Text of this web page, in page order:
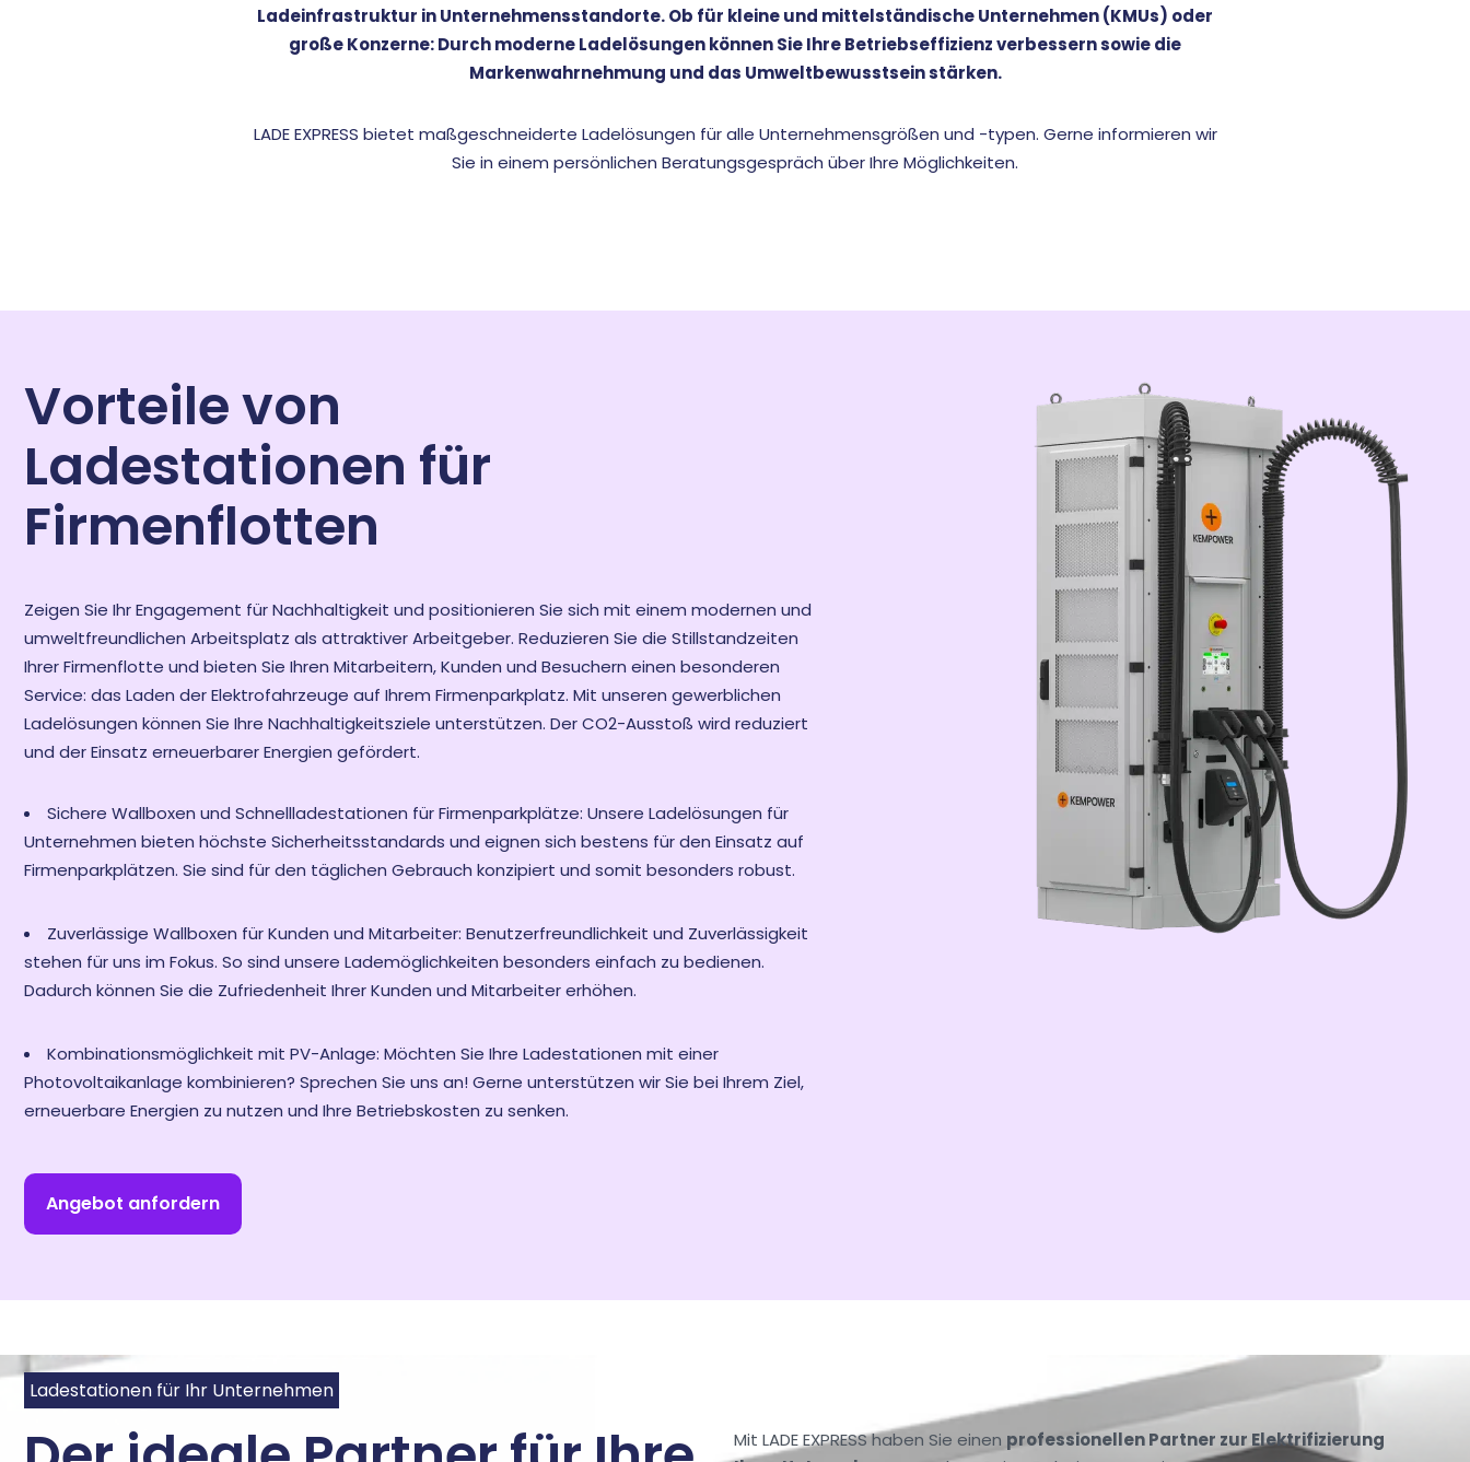
Ladeinfrastruktur in Unternehmensstandorte. Ob für kleine und mittelständische Unternehmen (KMUs) oder
große Konzerne: Durch moderne Ladelösungen können Sie Ihre Betriebseffizienz verbessern sowie die
Markenwahrnehmung und das Umweltbewusstsein stärken.
LADE EXPRESS bietet maßgeschneiderte Ladelösungen für alle Unternehmensgrößen und -typen. Gerne informieren wir
Sie in einem persönlichen Beratungsgespräch über Ihre Möglichkeiten.
Vorteile von
Ladestationen für
Firmenflotten
Zeigen Sie Ihr Engagement für Nachhaltigkeit und positionieren Sie sich mit einem modernen und
umweltfreundlichen Arbeitsplatz als attraktiver Arbeitgeber. Reduzieren Sie die Stillstandzeiten
Ihrer Firmenflotte und bieten Sie Ihren Mitarbeitern, Kunden und Besuchern einen besonderen
Service: das Laden der Elektrofahrzeuge auf Ihrem Firmenparkplatz. Mit unseren gewerblichen
Ladelösungen können Sie Ihre Nachhaltigkeitsziele unterstützen. Der CO2-Ausstoß wird reduziert
und der Einsatz erneuerbarer Energien gefördert.
Sichere Wallboxen und Schnellladestationen für Firmenparkplätze: Unsere Ladelösungen für
Unternehmen bieten höchste Sicherheitsstandards und eignen sich bestens für den Einsatz auf
Firmenparkplätzen. Sie sind für den täglichen Gebrauch konzipiert und somit besonders robust.
Zuverlässige Wallboxen für Kunden und Mitarbeiter: Benutzerfreundlichkeit und Zuverlässigkeit
stehen für uns im Fokus. So sind unsere Lademöglichkeiten besonders einfach zu bedienen.
Dadurch können Sie die Zufriedenheit Ihrer Kunden und Mitarbeiter erhöhen.
Kombinationsmöglichkeit mit PV-Anlage: Möchten Sie Ihre Ladestationen mit einer
Photovoltaikanlage kombinieren? Sprechen Sie uns an! Gerne unterstützen wir Sie bei Ihrem Ziel,
erneuerbare Energien zu nutzen und Ihre Betriebskosten zu senken.
Angebot anfordern
Ladestationen für Ihr Unternehmen
Mit LADE EXPRESS haben Sie einen professionellen Partner zur Elektrifizierung